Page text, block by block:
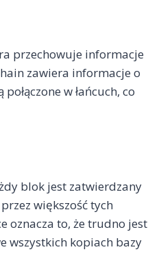
przechowuje informacje
zawiera informacje o
w łańcuch, co
blok jest zatwierdzany
większość tych
oznacza to, że trudno jest
wszystkich kopiach bazy